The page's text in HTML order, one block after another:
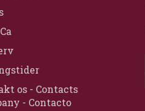
os - Contacts
- Contacto